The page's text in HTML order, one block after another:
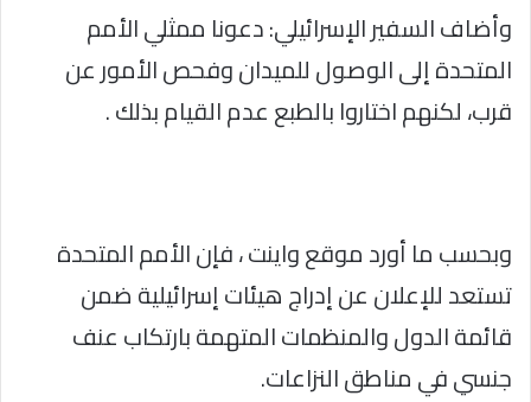
وأضاف السفير الإسرائيلي: دعونا ممثلي الأمم
المتحدة إلى الوصول للميدان وفحص الأمور عن
قرب، لكنهم اختاروا بالطبع عدم القيام بذلك .
وبحسب ما أورد موقع واينت ، فإن الأمم المتحدة
تستعد للإعلان عن إدراج هيئات إسرائيلية ضمن
قائمة الدول والمنظمات المتهمة بارتكاب عنف
جنسي في مناطق النزاعات.